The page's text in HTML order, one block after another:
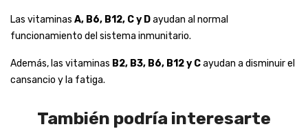
Las vitaminas A, B6, B12, C y Dayudan al normal
funcionamiento del sistema inmunitario.
Además, las vitaminas B2, B3, B6, B12 y Cayudan a disminuir el
cansancio y la fatiga.
También podría interesarte